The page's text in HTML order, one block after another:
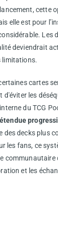
cette
elle est pour
Les
deviendrait
limitations.
cartes
les
du TCG
des decks plus
les fans, ce
communautaire
et les